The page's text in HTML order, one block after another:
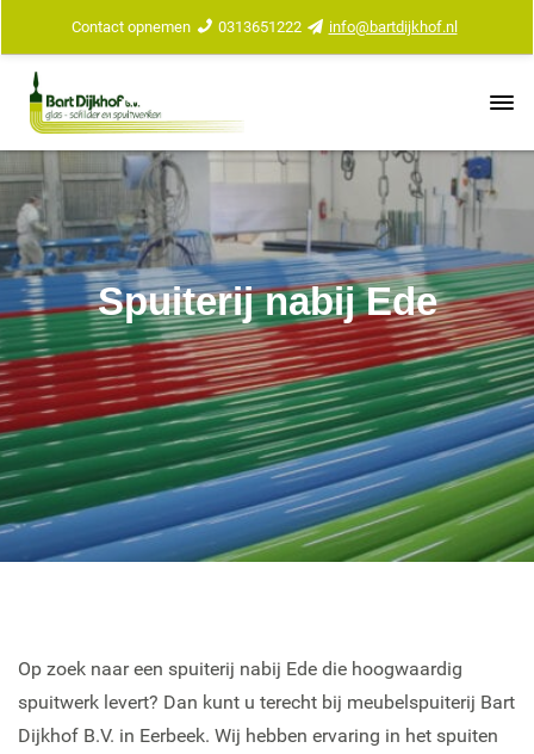
Contact opnemen 0313651222 info@bartdijkhof.nl
Spuiterij nabij Ede
Op zoek naar een spuiterij nabij Ede die hoogwaardig
spuitwerk levert? Dan kunt u terecht bij meubelspuiterij Bart
Dijkhof B.V. in Eerbeek. Wij hebben ervaring in het spuiten